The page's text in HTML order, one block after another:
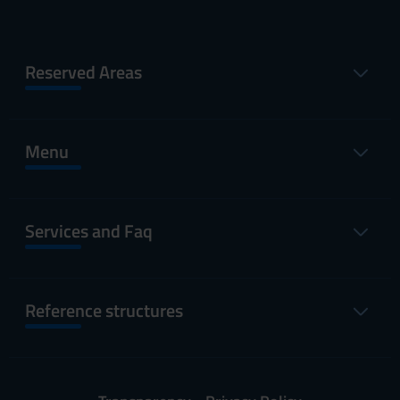
Reserved Areas
Menu
Services and Faq
Reference structures